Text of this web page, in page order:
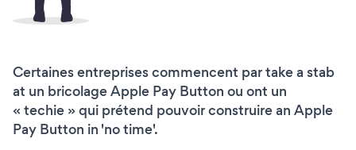
Certaines entreprises commencent par take a stab
at un bricolage Apple Pay Button ou ont un
« techie » qui prétend pouvoir construire an Apple
Pay Button in 'no time'.